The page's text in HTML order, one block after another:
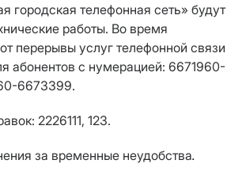
городская телефонная сеть» будут
работы. Во время
перерывы услуг телефонной связи
абонентов с нумерацией: 6671960-
6673399.
2226111, 123.
за временные неудобства.